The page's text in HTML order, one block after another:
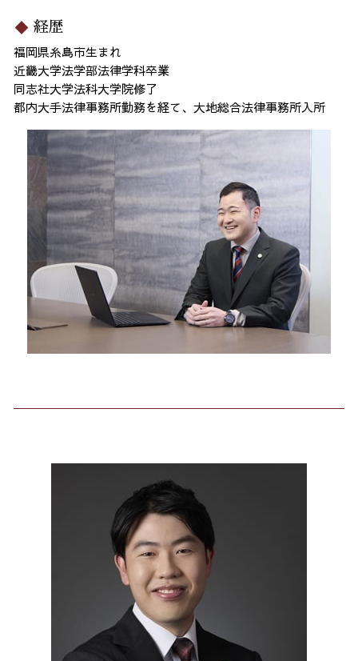
経歴
福岡県糸島市生まれ
近畿大学法学部法律学科卒業
同志社大学法科大学院修了
都内大手法律事務所勤務を経て、大地総合法律事務所入所